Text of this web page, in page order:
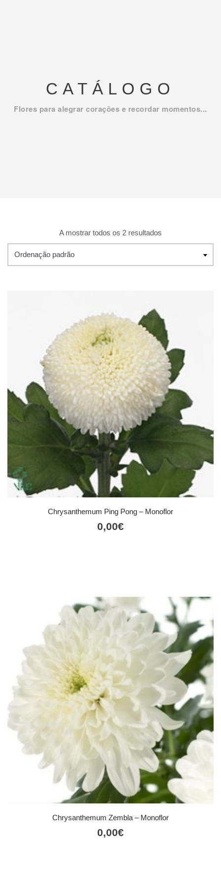
CATÁLOGO
Flores para alegrar corações e recordar momentos...
A mostrar todos os 2 resultados
Ordenação padrão
Chrysanthemum Ping Pong – Monoflor
0,00€
Chrysanthemum Zembla – Monoflor
0,00€